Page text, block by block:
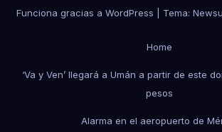
Funciona gracias a WordPress Tema:
Home
‘Va y Ven’ llegará a Umán a partir de este
pesos
Alarma en el aeropuerto de